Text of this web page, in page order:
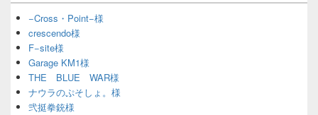
−Cross・Point−様
crescendo様
F−site様
Garage KM1様
THE BLUE WAR様
ナウラのぷそしょ。様
弐挺拳銃様